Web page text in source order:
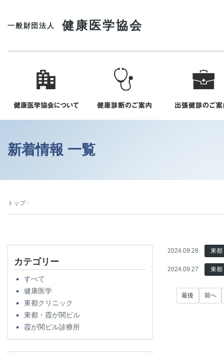
一般財団法人 健康医学協会
新着情報 一覧
トップ
カテゴリー
すべて
健康医学
東都クリニック
東都・霞が関ビル
霞が関ビル診療所
2024.09.28 東都
2024.09.27 東都
最後 前へ